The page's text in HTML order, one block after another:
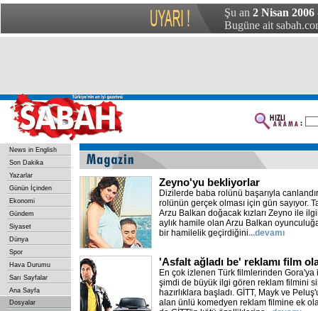
Şu an 2 Nisan 2006
Bugüne ait
News in English
Son Dakika
Yazarlar
Günün İçinden
Ekonomi
Gündem
Siyaset
Dünya
Spor
Hava Durumu
Sarı Sayfalar
Ana Sayfa
Dosyalar
Zeyno'yu bekliyorlar
Dizilerde baba rolünü başarıyla
rolünün gerçek olması için gün sayıyor.
Arzu Balkan doğacak kızları Zeyno ile
aylık hamile olan Arzu Balkan
bir hamilelik geçirdiğini...devamı
'Asfalt ağladı be' reklamı film
En çok izlenen Türk filmlerinden Gora'ya
şimdi de büyük ilgi gören reklam filmini
hazırlıklara başladı. GİTT, Mayk ve
alan ünlü komedyen reklam filmine ek